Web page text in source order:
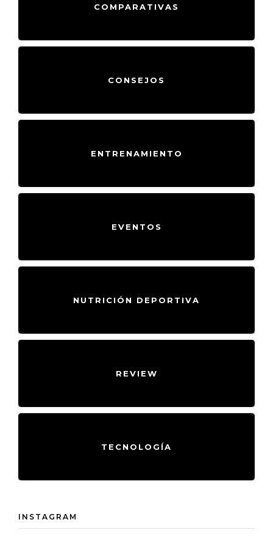
COMPARATIVAS
CONSEJOS
ENTRENAMIENTO
EVENTOS
NUTRICIÓN DEPORTIVA
REVIEW
TECNOLOGÍA
INSTAGRAM